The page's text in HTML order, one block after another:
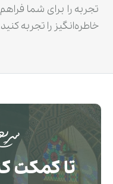
تجربه را برای شما
خاطره‌انگیز را تجربه
تا کمکت